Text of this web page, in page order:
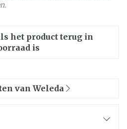
het product terug in
is
van Weleda